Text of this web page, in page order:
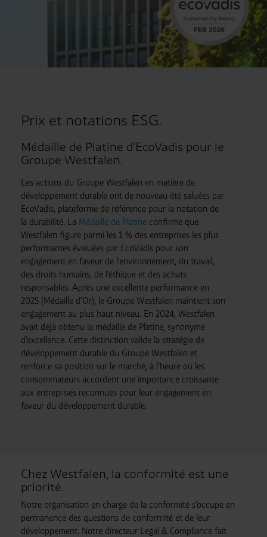
Prix ​​et notations ESG.
Médaille de Platine d'EcoVadis pour le
Groupe Westfalen.
Les actions du Groupe Westfalen en matière de
développement durable ont de nouveau été saluées par
EcoVadis, plateforme de référence pour la notation de
la durabilité. La Médaille de Platineconfirme que
Westfalen figure parmi les 1 % des entreprises les plus
performantes évaluées par EcoVadis pour son
engagement en faveur de l'environnement, du travail,
des droits humains, de l'éthique et des achats
responsables. Après une excellente performance en
2025 (Médaille d'Or), le Groupe Westfalen maintient son
engagement au plus haut niveau. En 2024, Westfalen
avait déjà obtenu la médaille de Platine, synonyme
d'excellence. Cette distinction valide la stratégie de
développement durable du Groupe Westfalen et
renforce sa position sur le marché, à l'heure où les
consommateurs accordent une importance croissante
aux entreprises reconnues pour leur engagement en
faveur du développement durable.
Chez Westfalen, la conformité est une
priorité.
Notre organisation en charge de la conformité s'occupe en
permanence des questions de conformité et de leur
développement. Notre directeur Legal & Compliance fait